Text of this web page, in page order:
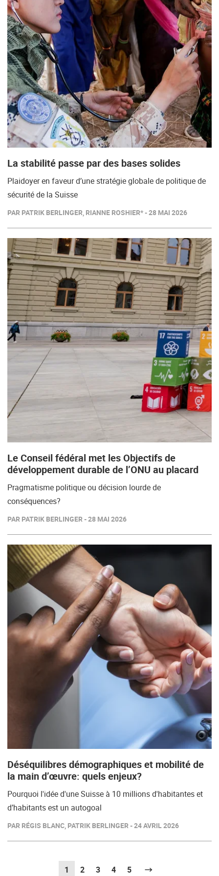
La stabilité passe par des bases solides
Plaidoyer en faveur d’une stratégie globale de politique de
sécurité de la Suisse
PAR PATRIK BERLINGER, RIANNE ROSHIER* - 28 MAI 2026
Le Conseil fédéral met les Objectifs de
développement durable de l’ONU au placard
Pragmatisme politique ou décision lourde de
conséquences?
PAR PATRIK BERLINGER - 28 MAI 2026
Déséquilibres démographiques et mobilité de
la main d’œuvre: quels enjeux?
Pourquoi l'idée d'une Suisse à 10 millions d'habitantes et
d’habitants est un autogoal
PAR RÉGIS BLANC, PATRIK BERLINGER - 24 AVRIL 2026
1 (actuel)
2 3 4 5